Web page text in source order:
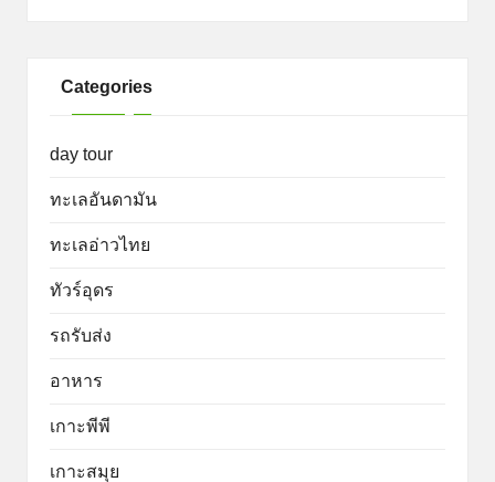
Categories
day tour
ทะเลอันดามัน
ทะเลอ่าวไทย
ทัวร์อุดร
รถรับส่ง
อาหาร
เกาะพีพี
เกาะสมุย